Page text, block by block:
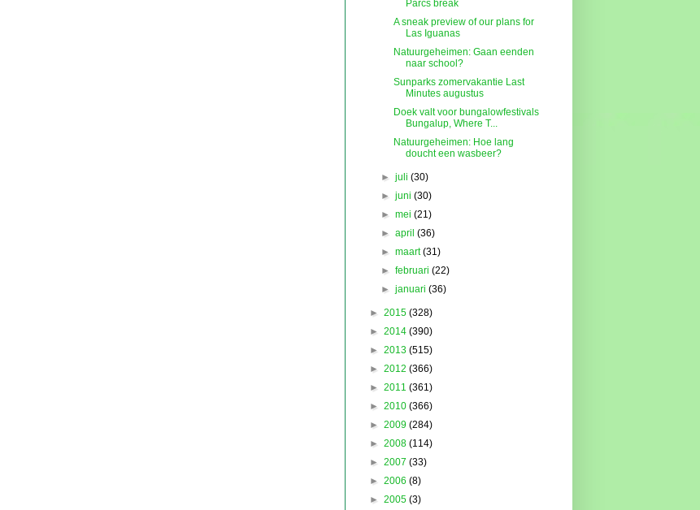
Parcs break
A sneak preview of our plans for
Las Iguanas
Natuurgeheimen: Gaan eenden
naar school?
Sunparks zomervakantie Last
Minutes augustus
Doek valt voor bungalowfestivals
Bungalup, Where T...
Natuurgeheimen: Hoe lang
doucht een wasbeer?
►juli(30)
►juni(30)
►mei(21)
►april(36)
►maart(31)
►februari(22)
►januari(36)
► 2015 (328)
► 2014 (390)
► 2013 (515)
► 2012 (366)
► 2011 (361)
► 2010 (366)
► 2009 (284)
► 2008 (114)
► 2007 (33)
► 2006 (8)
► 2005 (3)